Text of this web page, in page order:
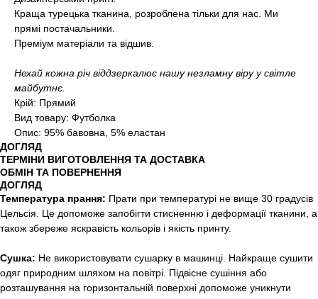
Краща турецька тканина, розроблена тільки для нас. Ми
прямі постачальники.
Преміум матеріали та відшив.
Нехай кожна річ віддзеркалює нашу незламну віру у світле
майбутнє.
Крій: Прямий
Вид товару: Футболка
Опис: 95% бавовна, 5% еластан
ДОГЛЯД
ТЕРМІНИ ВИГОТОВЛЕННЯ ТА ДОСТАВКА
ОБМІН ТА ПОВЕРНЕННЯ
ДОГЛЯД
Температура прання: Прати при температурі не вище 30 градусів
Цельсія. Це допоможе запобігти стисненню і деформації тканини, а
також збереже яскравість кольорів і якість принту.
Сушка: Не використовувати сушарку в машинці. Найкраще сушити
одяг природним шляхом на повітрі. Підвісне сушіння або
розташування на горизонтальній поверхні допоможе уникнути